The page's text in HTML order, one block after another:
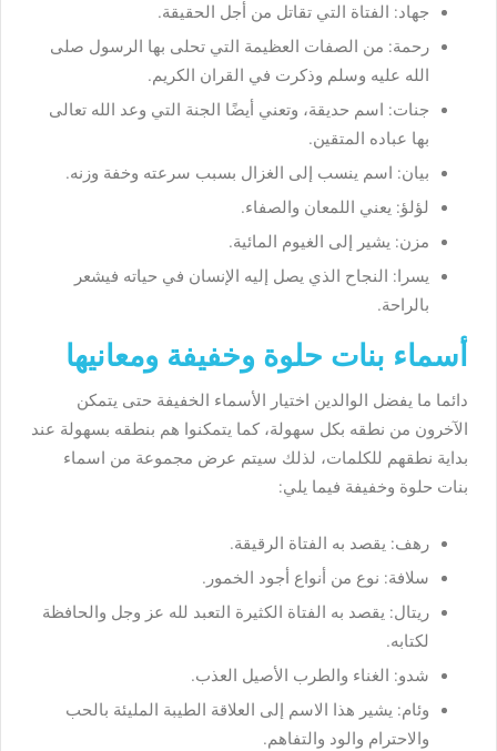
جهاد: الفتاة التي تقاتل من أجل الحقيقة.
رحمة: من الصفات العظيمة التي تحلى بها الرسول صلى
الله عليه وسلم وذكرت في القران الكريم.
جنات: اسم حديقة، وتعني أيضًا الجنة التي وعد الله تعالى
بها عباده المتقين.
بيان: اسم ينسب إلى الغزال بسبب سرعته وخفة وزنه.
لؤلؤ: يعني اللمعان والصفاء.
مزن: يشير إلى الغيوم المائية.
يسرا: النجاح الذي يصل إليه الإنسان في حياته فيشعر
بالراحة.
أسماء بنات حلوة وخفيفة ومعانيها
دائما ما يفضل الوالدين اختيار الأسماء الخفيفة حتى يتمكن
الآخرون من نطقه بكل سهولة، كما يتمكنوا هم بنطقه بسهولة عند
بداية نطقهم للكلمات، لذلك سيتم عرض مجموعة من اسماء
بنات حلوة وخفيفة فيما يلي:
رهف: يقصد به الفتاة الرقيقة.
سلافة: نوع من أنواع أجود الخمور.
ريتال: يقصد به الفتاة الكثيرة التعبد لله عز وجل والحافظة
لكتابه.
شدو: الغناء والطرب الأصيل العذب.
وئام: يشير هذا الاسم إلى العلاقة الطيبة المليئة بالحب
والاحترام والود والتفاهم.